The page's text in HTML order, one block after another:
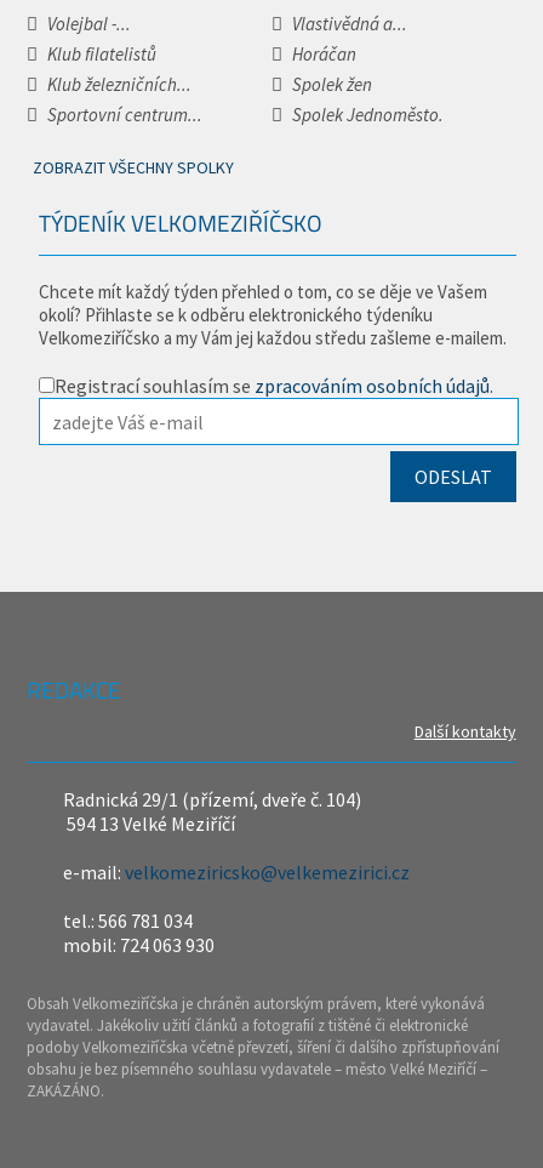
Volejbal -...
Vlastivědná a...
Klub filatelistů
Horáčan
Klub železničních...
Spolek žen
Sportovní centrum...
Spolek Jednoměsto.
ZOBRAZIT VŠECHNY SPOLKY
TÝDENÍK VELKOMEZIŘÍČSKO
Chcete mít každý týden přehled o tom, co se děje ve Vašem
okolí? Přihlaste se k odběru elektronického týdeníku
Velkomeziříčsko a my Vám jej každou středu zašleme e-mailem.
Registrací souhlasím se zpracováním osobních údajů.
REDAKCE
Další kontakty
Radnická 29/1 (přízemí, dveře č. 104)
594 13 Velké Meziříčí
e-mail:velkomeziricsko@velkemezirici.cz
tel.: 566 781 034
mobil: 724 063 930
Obsah Velkomeziříčska je chráněn autorským právem, které vykonává
vydavatel. Jakékoliv užití článků a fotografií z tištěné či elektronické
podoby Velkomeziříčska včetně převzetí, šíření či dalšího zpřístupňování
obsahu je bez písemného souhlasu vydavatele – město Velké Meziříčí –
ZAKÁZÁNO.